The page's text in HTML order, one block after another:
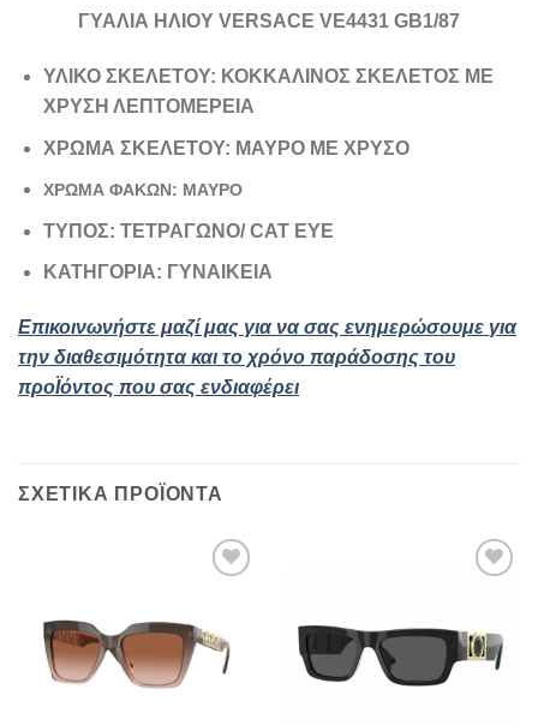
ΓΥΑΛΙΑ ΗΛΙΟΥ VERSACE VE4431 GB1/87
ΥΛΙΚΟ ΣΚΕΛΕΤΟΥ: ΚΟΚΚΑΛΙΝΟΣ ΣΚΕΛΕΤΟΣ ΜΕ
ΧΡΥΣΗ ΛΕΠΤΟΜΕΡΕΙΑ
ΧΡΩΜΑ ΣΚΕΛΕΤΟΥ: ΜΑΥΡΟ ΜΕ ΧΡΥΣΟ
ΧΡΩΜΑ ΦΑΚΩΝ: ΜΑΥΡΟ
ΤΥΠΟΣ: ΤΕΤΡΑΓΩΝΟ/ CAT EYE
ΚΑΤΗΓΟΡΙΑ: ΓΥΝΑΙΚΕΙΑ
Επικοινωνήστε μαζί μας για να σας ενημερώσουμε για
την διαθεσιμότητα και το χρόνο παράδοσης του
προΪόντος που σας ενδιαφέρει
ΣΧΕΤΙΚΆ ΠΡΟΪΌΝΤΑ